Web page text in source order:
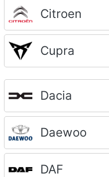
Citroen
Cupra
Dacia
Daewoo
DAF